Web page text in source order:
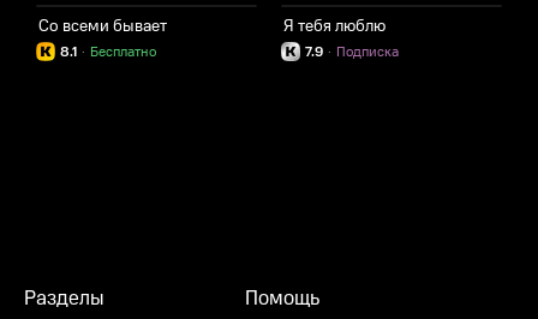
Со всеми бывает
8.1 Бесплатно
·
Я тебя люблю
7.9 Подписка
·
Разделы Помощь